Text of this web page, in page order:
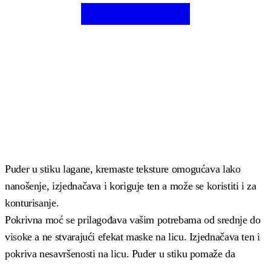
Puder u stiku lagane, kremaste teksture omogućava lako
nanošenje, izjednačava i koriguje ten a može se koristiti i za
konturisanje.
Pokrivna moć se prilagođava vašim potrebama od srednje do
visoke a ne stvarajući efekat maske na licu. Izjednačava ten i
pokriva nesavršenosti na licu. Puder u stiku pomaže da